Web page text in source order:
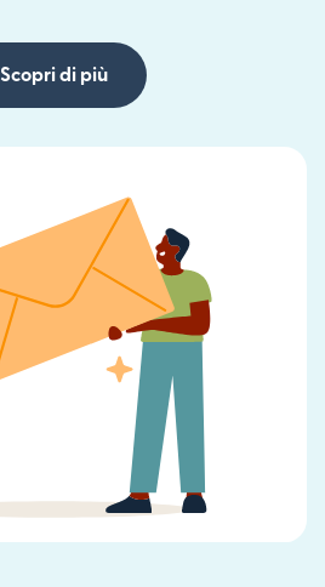
Scopri di più